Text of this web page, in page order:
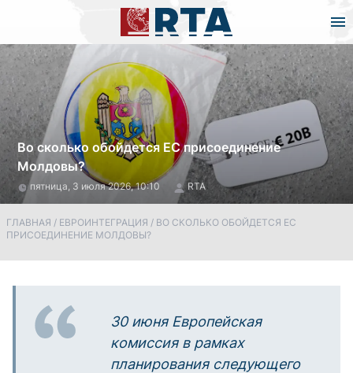
Во сколько обойдется ЕС присоединение
Молдовы?
пятница, 3 июля 2026, 10:10 RTA
ГЛАВНАЯ / ЕВРОИНТЕГРАЦИЯ / ВО СКОЛЬКО ОБОЙДЕТСЯ ЕС
ПРИСОЕДИНЕНИЕ МОЛДОВЫ?
30 июня Европейская
комиссия в рамках
планирования следующего